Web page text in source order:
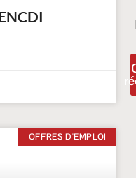
OFFRES D'EMPLOI